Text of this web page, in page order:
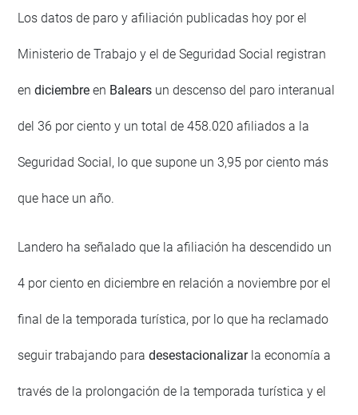
Los datos de paro y afiliación publicadas hoy por el
Ministerio de Trabajo y el de Seguridad Social registran
endiciembre en Balears un descenso del paro interanual
del 36 por ciento y un total de 458.020 afiliados a la
Seguridad Social, lo que supone un 3,95 por ciento más
que hace un año.
Landero ha señalado que la afiliación ha descendido un
4 por ciento en diciembre en relación a noviembre por el
final de la temporada turística, por lo que ha reclamado
seguir trabajando paradesestacionalizarla economía a
través de la prolongación de la temporada turística y el